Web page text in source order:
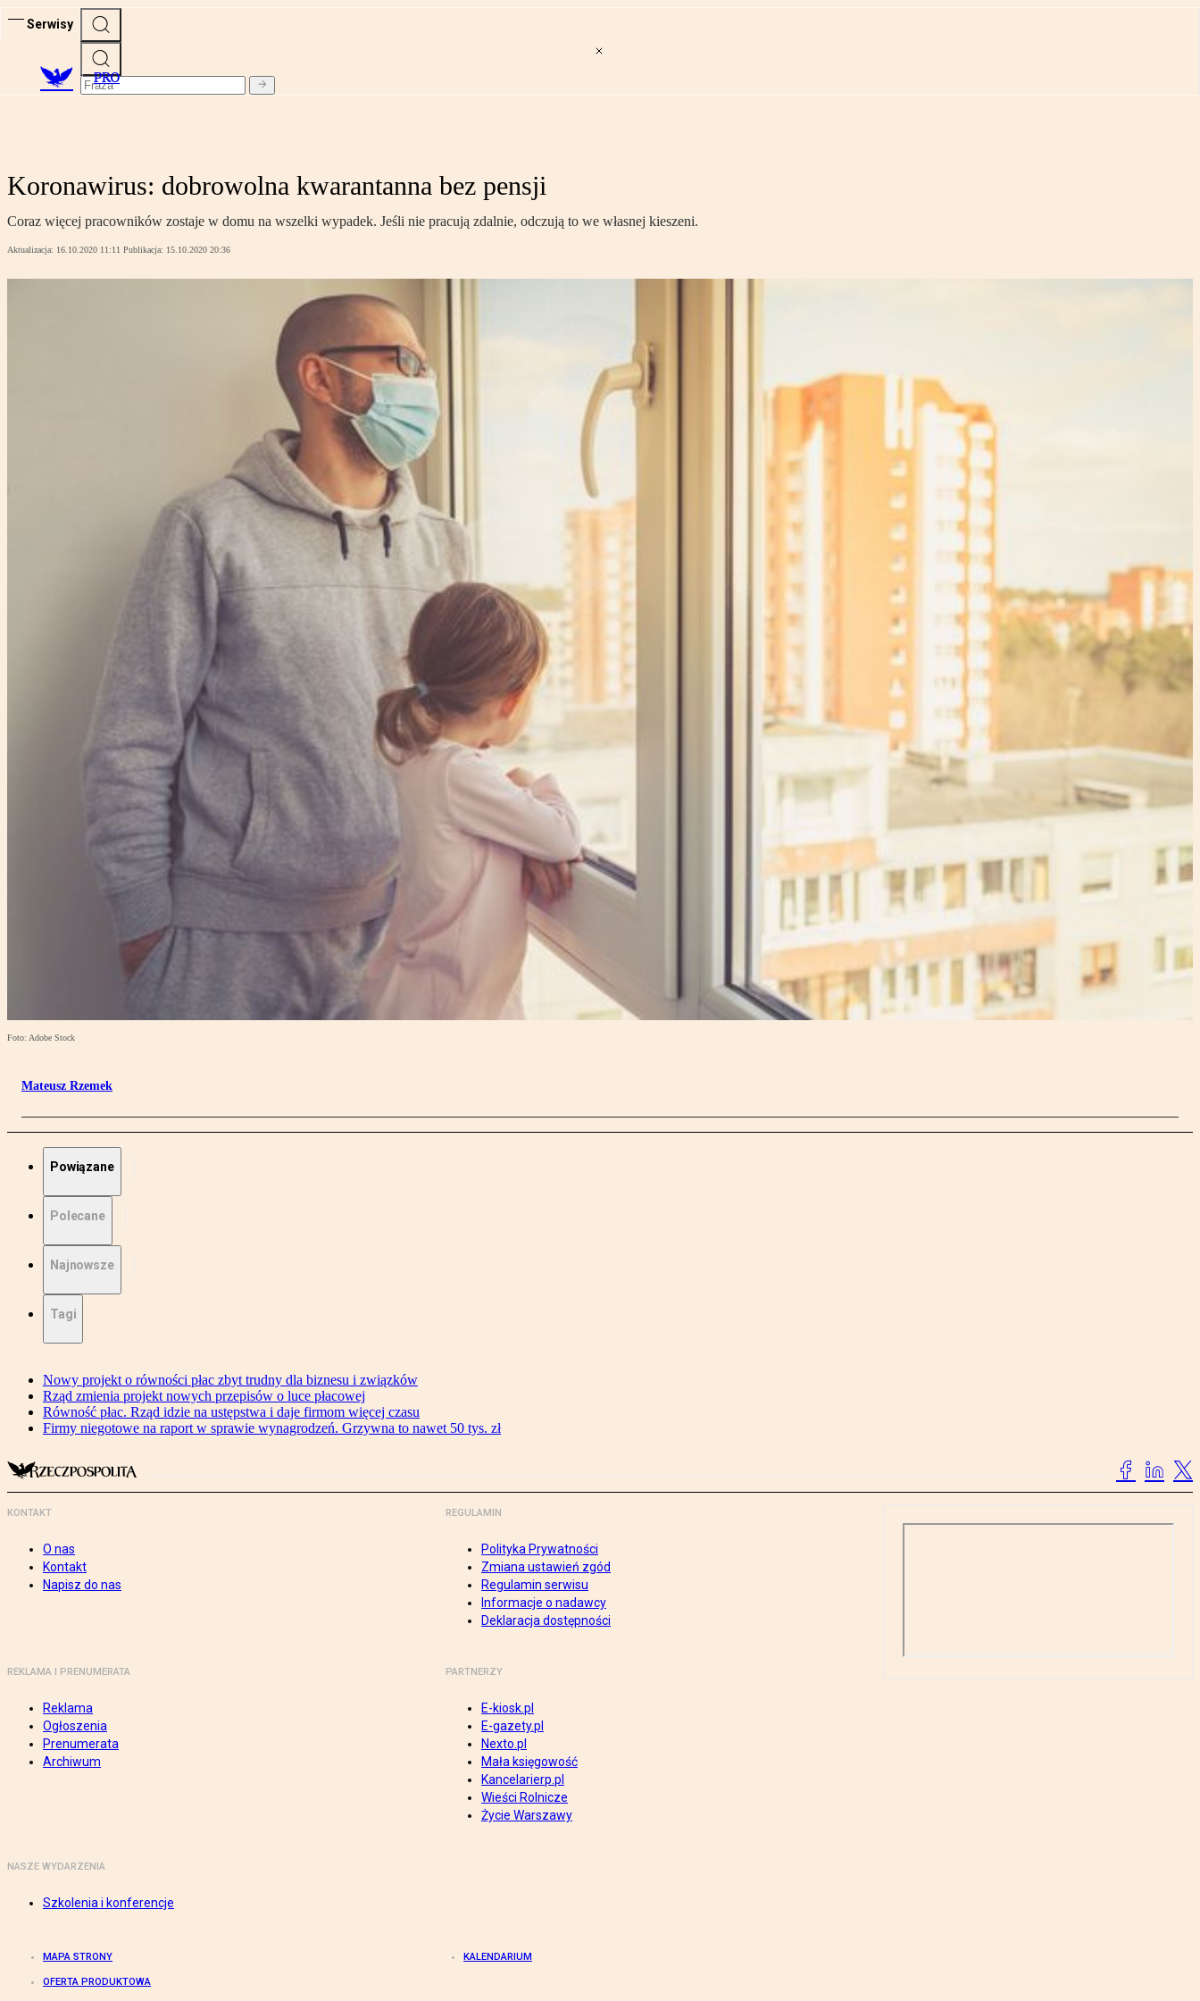
Serwisy
PRO
Koronawirus: dobrowolna kwarantanna bez pensji
Coraz więcej pracowników zostaje w domu na wszelki wypadek. Jeśli nie pracują zdalnie, odczują to we własnej kieszeni.
Aktualizacja: 16.10.2020 11:11 Publikacja: 15.10.2020 20:36
Foto: Adobe Stock
Mateusz Rzemek
Powiązane
Polecane
Najnowsze
Tagi
Nowy projekt o równości płac zbyt trudny dla biznesu i związków
Rząd zmienia projekt nowych przepisów o luce płacowej
Równość płac. Rząd idzie na ustępstwa i daje firmom więcej czasu
Firmy niegotowe na raport w sprawie wynagrodzeń. Grzywna to nawet 50 tys. zł
KONTAKT
O nas
Kontakt
Napisz do nas
REGULAMIN
Polityka Prywatności
Zmiana ustawień zgód
Regulamin serwisu
Informacje o nadawcy
Deklaracja dostępności
REKLAMA I PRENUMERATA
Reklama
Ogłoszenia
Prenumerata
Archiwum
PARTNERZY
E-kiosk.pl
E-gazety.pl
Nexto.pl
Mała księgowość
Kancelarierp.pl
Wieści Rolnicze
Życie Warszawy
NASZE WYDARZENIA
Szkolenia i konferencje
MAPA STRONY KALENDARIUM
OFERTA PRODUKTOWA